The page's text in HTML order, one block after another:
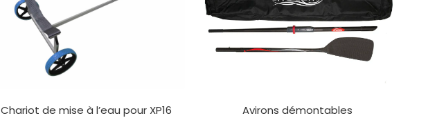
Chariot de mise à l’eau pour XP16 Avirons démontables